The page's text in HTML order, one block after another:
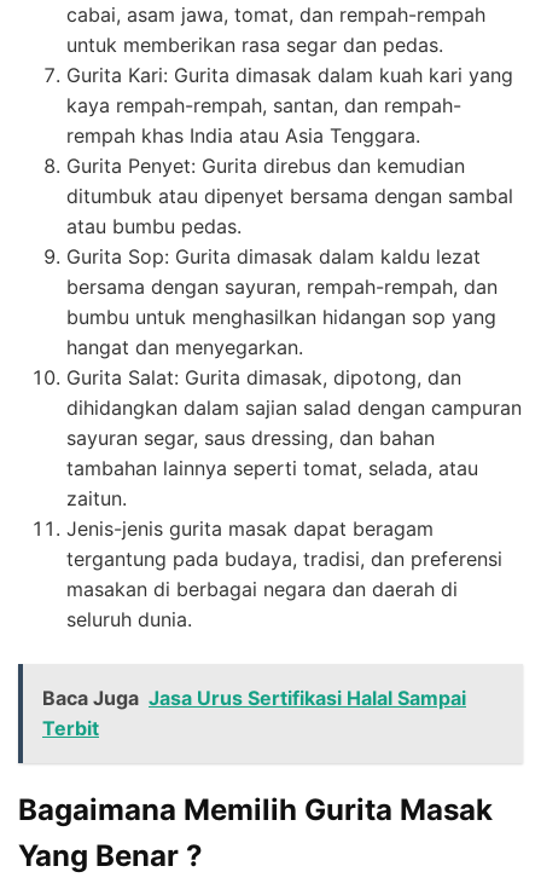
cabai, asam jawa, tomat, dan rempah-rempah
untuk memberikan rasa segar dan pedas.
Gurita Kari: Gurita dimasak dalam kuah kari yang
kaya rempah-rempah, santan, dan rempah-
rempah khas India atau Asia Tenggara.
Gurita Penyet: Gurita direbus dan kemudian
ditumbuk atau dipenyet bersama dengan sambal
atau bumbu pedas.
Gurita Sop: Gurita dimasak dalam kaldu lezat
bersama dengan sayuran, rempah-rempah, dan
bumbu untuk menghasilkan hidangan sop yang
hangat dan menyegarkan.
Gurita Salat: Gurita dimasak, dipotong, dan
dihidangkan dalam sajian salad dengan campuran
sayuran segar, saus dressing, dan bahan
tambahan lainnya seperti tomat, selada, atau
zaitun.
Jenis-jenis gurita masak dapat beragam
tergantung pada budaya, tradisi, dan preferensi
masakan di berbagai negara dan daerah di
seluruh dunia.
Baca Juga Jasa Urus Sertifikasi Halal Sampai
Terbit
Bagaimana Memilih Gurita Masak
Yang Benar ?